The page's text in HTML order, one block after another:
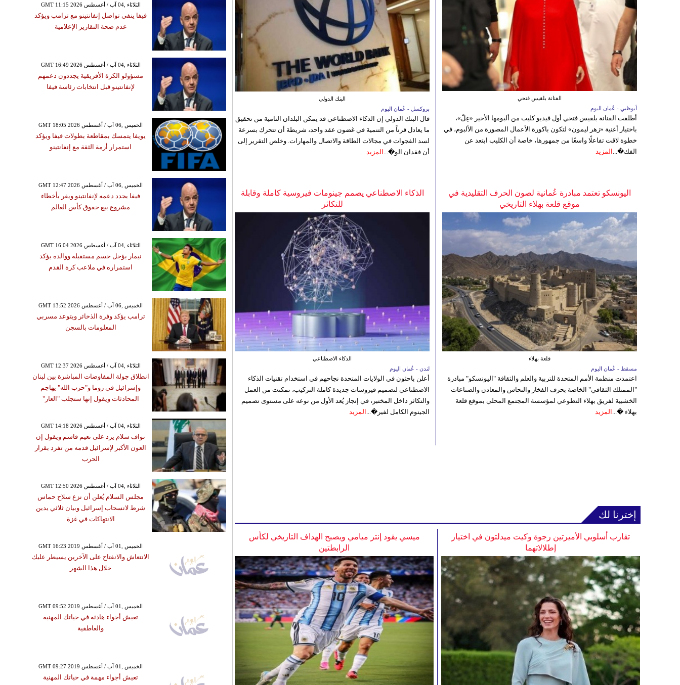
البنك الدولي
بروكسل - عُمان اليوم
قال البنك الدولي إن الذكاء الاصطناعي قد يمكن البلدان النامية من تحقيق
ما يعادل قرناً من التنمية في غضون عقد واحد، شريطة أن تتحرك بسرعة
لسد الفجوات في مجالات الطاقة والاتصال والمهارات. وخلص التقرير إلى
أن فقدان الو�... المزيد
الفنانة بلقيس فتحي
أبوظبي - عُمان اليوم
أطلقت الفنانة بلقيس فتحي أول فيديو كليب من ألبومها الأخير «غِلّ»،
باختيار أغنية «زهر ليمون» لتكون باكورة الأعمال المصورة من الألبوم، في
خطوة لاقت تفاعلًا واسعًا من جمهورها، خاصة أن الكليب ابتعد عن
الفك�... المزيد
الذكاء الاصطناعي يصمم جينومات فيروسية كاملة وقابلة
للتكاثر
الذكاء الاصطناعي
لندن - عُمان اليوم
أعلن باحثون في الولايات المتحدة نجاحهم في استخدام تقنيات الذكاء
الاصطناعي لتصميم فيروسات جديدة كاملة التركيب، تمكنت من العمل
والتكاثر داخل المختبر، في إنجاز يُعد الأول من نوعه على مستوى تصميم
الجينوم الكامل لفير�... المزيد
اليونسكو تعتمد مبادرة عُمانية لصون الحرف التقليدية في
موقع قلعة بهلاء التاريخي
قلعة بهلاء
مسقط - عُمان اليوم
اعتمدت منظمة الأمم المتحدة للتربية والعلم والثقافة "اليونسكو" مبادرة
"الممتلك الثقافي" الخاصة بحرف الفخار والنحاس والمعادن والصناعات
الخشبية لفريق بهلاء التطوعي لمؤسسة المجتمع المحلي بموقع قلعة
بهلاء �... المزيد
إخترنا لك
ميسي يقود إنتر ميامي ويصبح الهداف التاريخي لكأس
الرابطتين
تقارب أسلوبي الأميرتين رجوة وكيت ميدلتون في اختيار
إطلالاتهما
GMT 11:15 2026 الثلاثاء ,04 آب / أغسطس
فيفا ينفي تواصل إنفانتينو مع ترامب ويؤكد
عدم صحة التقارير الإعلامية
GMT 16:49 2026 الثلاثاء ,04 آب / أغسطس
مسؤولو الكرة الأفريقية يجددون دعمهم
لإنفانتينو قبل انتخابات رئاسة فيفا
GMT 18:05 2026 الخميس ,06 آب / أغسطس
يويفا يتمسك بمقاطعة بطولات فيفا ويؤكد
استمرار أزمة الثقة مع إنفانتينو
GMT 12:47 2026 الخميس ,06 آب / أغسطس
فيفا يجدد دعمه لإنفانتينو ويقر بأخطاء
مشروع بيع حقوق كأس العالم
GMT 16:04 2026 الثلاثاء ,04 آب / أغسطس
نيمار يؤجل حسم مستقبله ووالده يؤكد
استمراره في ملاعب كرة القدم
GMT 13:52 2026 الخميس ,06 آب / أغسطس
ترامب يؤكد وفرة الذخائر ويتوعد مسربي
المعلومات بالسجن
GMT 12:37 2026 الثلاثاء ,04 آب / أغسطس
انطلاق جولة المفاوضات المباشرة بين لبنان
وإسرائيل في روما و"حزب الله" يهاجم
المحادثات ويقول إنها ستجلب "العار"
GMT 14:18 2026 الثلاثاء ,04 آب / أغسطس
نواف سلام يرد على نعيم قاسم ويقول إن
العون الأكبر لإسرائيل قدمه من تفرد بقرار
الحرب
GMT 12:50 2026 الثلاثاء ,04 آب / أغسطس
مجلس السلام يُعلن أن نزع سلاح حماس
شرط لانسحاب إسرائيل وبيان ثلاثي يدين
الانتهاكات في غزة
GMT 16:23 2019 الخميس ,01 آب / أغسطس
الانتعاش والانفتاح على الآخرين يسيطر عليك
خلال هذا الشهر
GMT 09:52 2019 الخميس ,01 آب / أغسطس
تعيش أجواء هادئة في حياتك المهنية
والعاطفية
GMT 09:27 2019 الخميس ,01 آب / أغسطس
تعيش أجواء مهمة في حياتك المهنية